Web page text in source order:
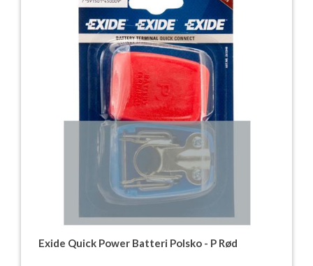
Exide Quick Power Batteri Polsko - P Rød